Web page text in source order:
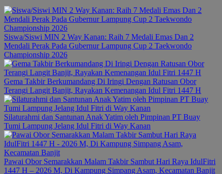
Siswa/Siswi MIN 2 Way Kanan: Raih 7 Medali Emas Dan 2
Mendali Perak Pada Gubernur Lampung Cup 2 Taekwondo
Championship 2026
Gema Takbir Berkumandang Di Iringi Dengan Ratusan Obor
Terangi Langit Banjit, Rayakan Kemenangan Idul Fitri 1447 H
Silaturahmi dan Santunan Anak Yatim oleh Pimpinan PT Buay
Tumi Lampung Jelang Idul Fitri di Way Kanan
Pawai Obor Semarakkan Malam Takbir Sambut Hari Raya IdulFitri
1447 H – 2026 M, Di Kampung Simpang Asam, Kecamatan Banjit